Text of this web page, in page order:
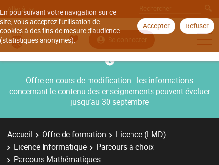
En poursuivant votre navigation sur ce
site, vous acceptez l'utilisation de
cookies à des fins de mesure d'audience
(statistiques anonymes).
Accepter Refuser
Aller à
Se connecter
Offre en cours de modification : les informations
concernant le contenu des enseignements peuvent évoluer
jusqu’au 30 septembre
Accueil Offre de formation
Licence (LMD)
Licence Informatique
Parcours à choix
Parcours Mathématiques